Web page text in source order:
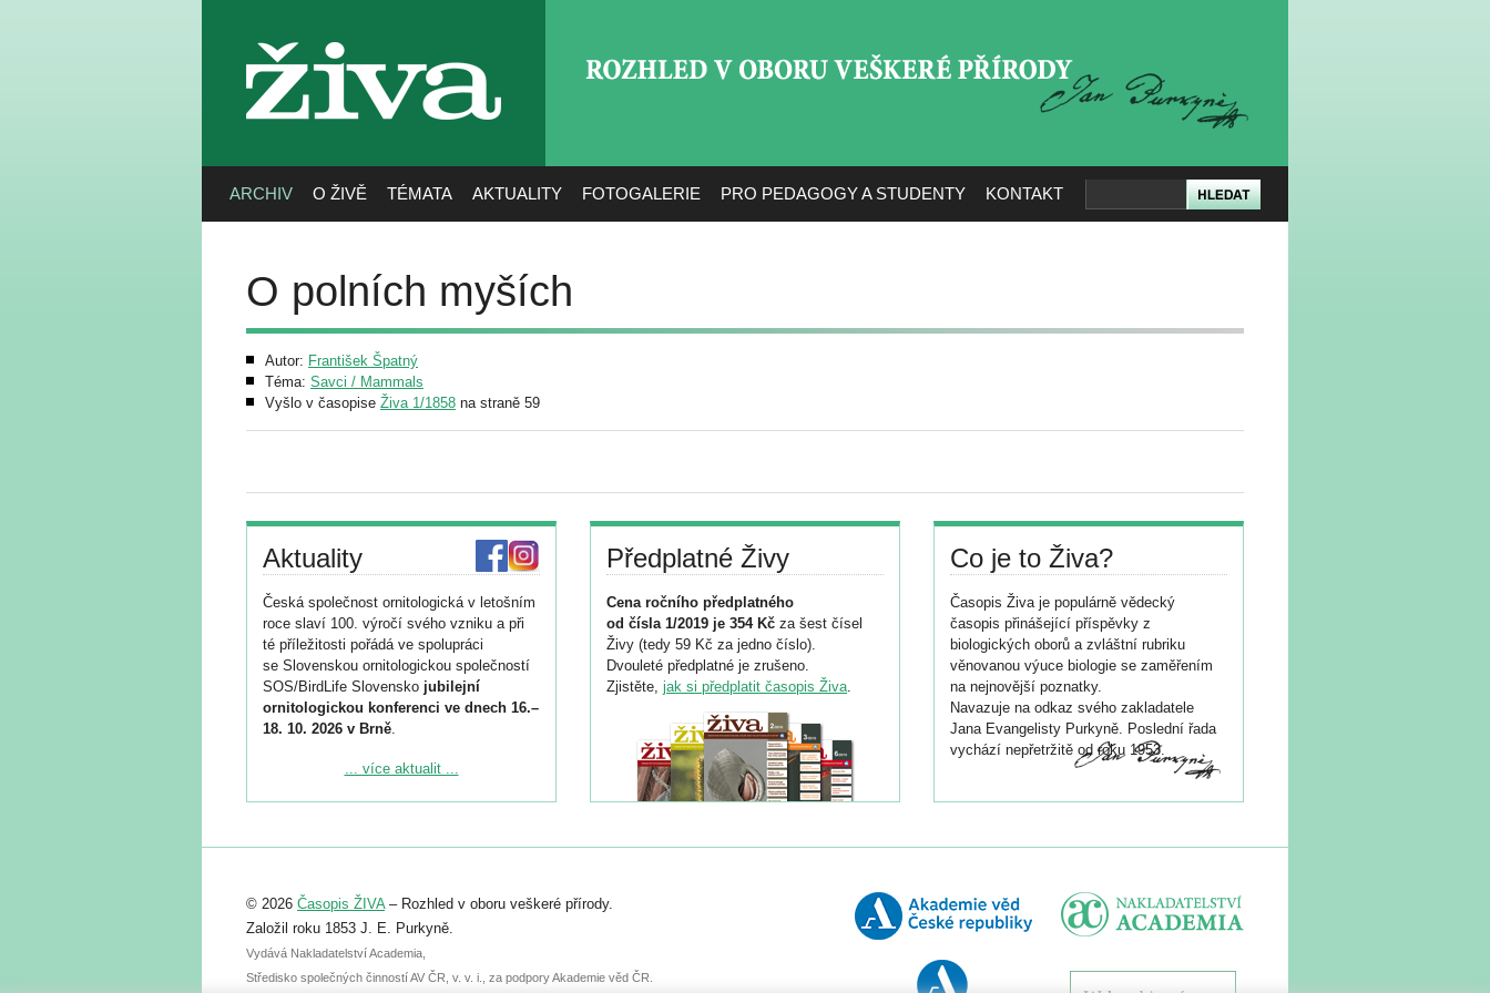
živa
ARCHIV O ŽIVĚ TÉMATA AKTUALITY FOTOGALERIE PRO PEDAGOGY A STUDENTY KONTAKT
O polních myších
Autor: František Špatný
Téma: Savci / Mammals
Vyšlo v časopise Živa 1/1858 na straně 59
Aktuality
Česká společnost ornitologická v letošním
roce slaví 100. výročí svého vzniku a při
té příležitosti pořádá ve spolupráci
se Slovenskou ornitologickou společností
SOS/BirdLife Slovensko jubilejní
ornitologickou konferenci ve dnech 16.–
18. 10. 2026 v Brně.
Podrobnější informace ke konferenci
Registrovat se můžete do 6. září.
abstraktu přihlášené přednášky nebo
posteru je už 30. června.
... více aktualit ...
Předplatné Živy
Cena ročního předplatného
od čísla 1/2019 je 354 Kč za šest čísel
Živy (tedy 59 Kč za jedno číslo).
Dvouleté předplatné je zrušeno.
Zjistěte, jak si předplatit časopis Živa.
Co je to Živa?
Časopis Živa je populárně vědecký
časopis přinášející příspěvky z
biologických oborů a zvláštní rubriku
věnovanou výuce biologie se zaměřením
na nejnovější poznatky.
Navazuje na odkaz svého zakladatele
Jana Evangelisty Purkyně. Poslední řada
vychází nepřetržitě od roku 1953.
© 2026 Časopis ŽIVA– Rozhled v oboru veškeré přírody.
Založil roku 1853 J. E. Purkyně.
Vydává Nakladatelství Academia,
Středisko společných činností AV ČR, v. v. i., za podpory Akademie věd ČR.